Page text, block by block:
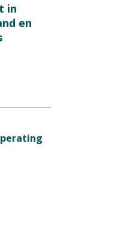
in
en